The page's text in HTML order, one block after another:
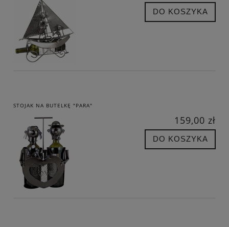
DO KOSZYKA
STOJAK NA BUTELKĘ "PARA"
159,00 zł
DO KOSZYKA